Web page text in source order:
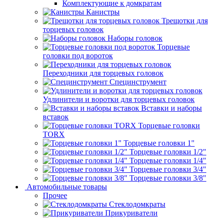
Комплектующие к домкратам
Канистры
Трещотки для
торцевых головок
Наборы головок
Торцевые
головки под вороток
Переходники для торцевых головок
Специнструмент
Удлинители и воротки для торцевых головок
Вставки и наборы
вставок
Торцевые головки
TORX
Торцевые головки 1"
Торцевые головки 1/2"
Торцевые головки 1/4"
Торцевые головки 3/4"
Торцевые головки 3/8"
Автомобильные товары
Прочее
Стеклодомкраты
Прикуриватели